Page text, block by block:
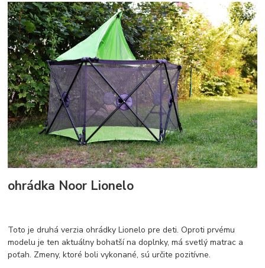
ohrádka Noor Lionelo
Toto je druhá verzia ohrádky Lionelo pre deti. Oproti prvému
modelu je ten aktuálny bohatší na doplnky, má svetlý matrac a
poťah. Zmeny, ktoré boli vykonané, sú určite pozitívne.